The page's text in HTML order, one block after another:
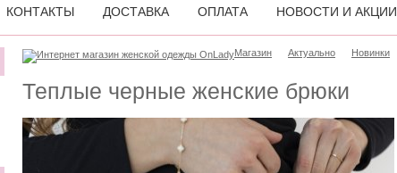
Теплые черные женские брюки
Магазин Актуально Новинки
КОНТАКТЫ ДОСТАВКА ОПЛАТА НОВОСТИ И АКЦИИ